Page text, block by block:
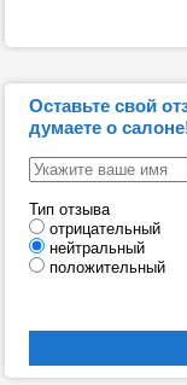
Оставьте свой
думаете о
Тип отзыва
отрицательный
нейтральный
положительный